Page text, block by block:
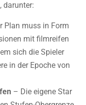
darunter:
Plan muss in Form
mit filmreifen
sich die Spieler
in der Epoche von
– Die eigene Star